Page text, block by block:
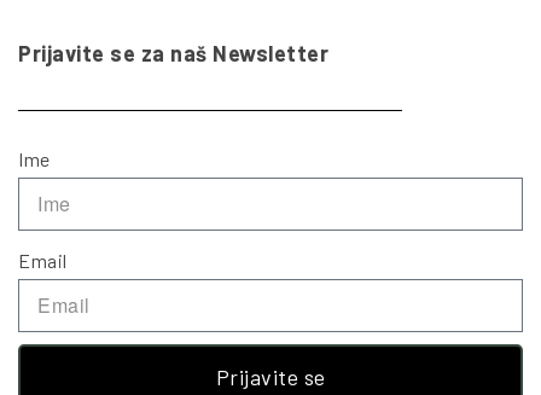
Prijavite se za naš Newsletter
Ime
Email
Prijavite se